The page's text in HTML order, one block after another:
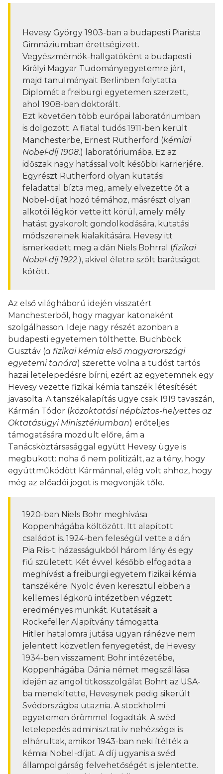
Hevesy György 1903-ban a budapesti Piarista
Gimnáziumban érettségizett.
Vegyészmérnök-hallgatóként a budapesti
Királyi Magyar Tudományegyetemre járt,
majd tanulmányait Berlinben folytatta.
Diplomát a freiburgi egyetemen szerzett,
ahol 1908-ban doktorált.
Ezt követően több európai laboratóriumban
is dolgozott. A fiatal tudós 1911-ben került
Manchesterbe, Ernest Rutherford (kémiai
Nobel-díj 1908.) laboratóriumába. Ez az
időszak nagy hatással volt későbbi karrierjére.
Egyrészt Rutherford olyan kutatási
feladattal bízta meg, amely elvezette őt a
Nobel-díjat hozó témához, másrészt olyan
alkotói légkör vette itt körül, amely mély
hatást gyakorolt gondolkodására, kutatási
módszereinek kialakítására. Hevesy itt
ismerkedett meg a dán Niels Bohrral (fizikai
Nobel-díj 1922.), akivel életre szólt barátságot
kötött.
Az első világháború idején visszatért
Manchesterből, hogy magyar katonaként
szolgálhasson. Ideje nagy részét azonban a
budapesti egyetemen tölthette. Buchböck
Gusztáv (a fizikai kémia első magyarországi
egyetemi tanára) szerette volna a tudóst tartós
hazai letelepedésre bírni, ezért az egyetemnek egy
Hevesy vezette fizikai kémia tanszék létesítését
javasolta. A tanszékalapítás ügye csak 1919 tavaszán,
Kármán Tódor (közoktatási népbiztos-helyettes az
Oktatásügyi Minisztériumban) erőteljes
támogatására mozdult előre, ám a
Tanácsköztársasággal együtt Hevesy ügye is
megbukott: noha ő nem politizált, az a tény, hogy
együttműködött Kármánnal, elég volt ahhoz, hogy
még az előadói jogot is megvonják tőle.
1920-ban Niels Bohr meghívása
Koppenhágába költözött. Itt alapított
családot is. 1924-ben feleségül vette a dán
Pia Riis-t; házasságukból három lány és egy
fiú született. Két évvel később elfogadta a
meghívást a freiburgi egyetem fizikai kémia
tanszékére. Nyolc éven keresztül ebben a
kellemes légkörű intézetben végzett
eredményes munkát. Kutatásait a
Rockefeller Alapítvány támogatta.
Hitler hatalomra jutása ugyan ránézve nem
jelentett közvetlen fenyegetést, de Hevesy
1934-ben visszament Bohr intézetébe,
Koppenhágába. Dánia német megszállása
idején az angol titkosszolgálat Bohrt az USA-
ba menekítette, Hevesynek pedig sikerült
Svédországba utaznia. A stockholmi
egyetemen örömmel fogadták. A svéd
letelepedés adminisztratív nehézségei is
elhárultak, amikor 1943-ban neki ítélték a
kémiai Nobel-díjat. A díj ugyanis a svéd
állampolgárság felvehetőségét is jelentette.